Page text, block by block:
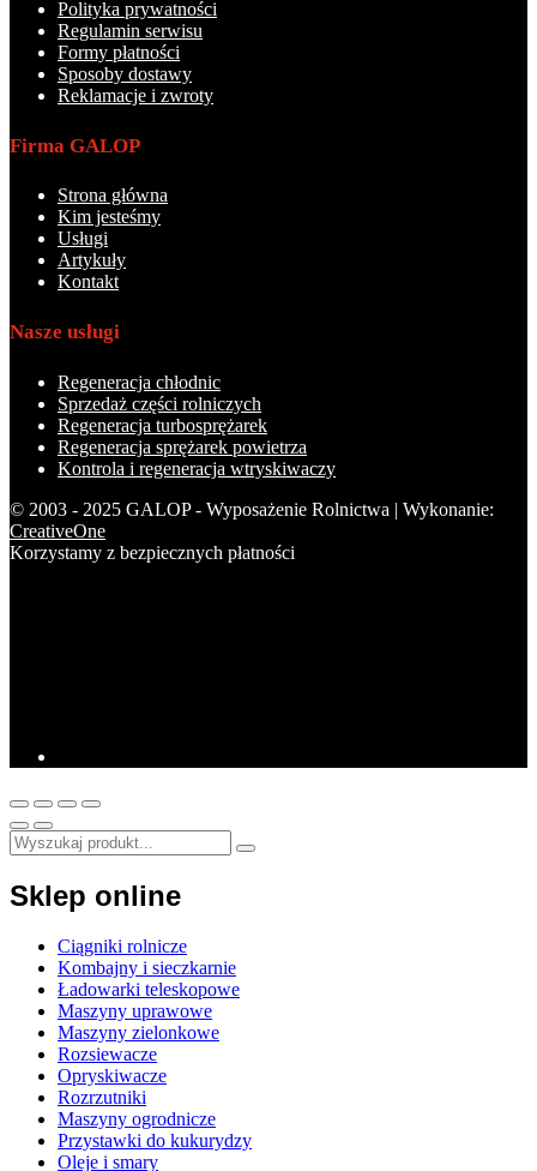
Polityka prywatności
Regulamin serwisu
Formy płatności
Sposoby dostawy
Reklamacje i zwroty
Firma GALOP
Strona główna
Kim jesteśmy
Usługi
Artykuły
Kontakt
Nasze usługi
Regeneracja chłodnic
Sprzedaż części rolniczych
Regeneracja turbosprężarek
Regeneracja sprężarek powietrza
Kontrola i regeneracja wtryskiwaczy
© 2003 - 2025 GALOP - Wyposażenie Rolnictwa | Wykonanie:
CreativeOne
Korzystamy z bezpiecznych płatności
Sklep online
Ciągniki rolnicze
Kombajny i sieczkarnie
Ładowarki teleskopowe
Maszyny uprawowe
Maszyny zielonkowe
Rozsiewacze
Opryskiwacze
Rozrzutniki
Maszyny ogrodnicze
Przystawki do kukurydzy
Oleje i smary